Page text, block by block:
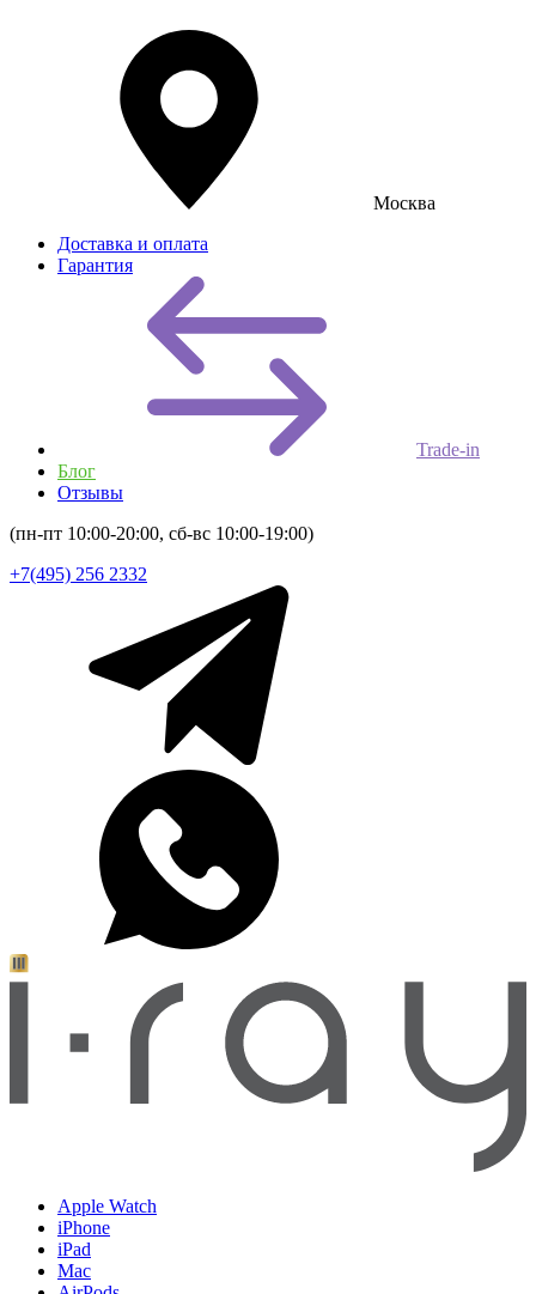
Москва
Доставка и оплата
Гарантия
Trade-in
Блог
Отзывы
(пн-пт 10:00-20:00, сб-вс 10:00-19:00)
+7(495) 256 2332
Apple Watch
iPhone
iPad
Mac